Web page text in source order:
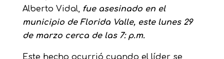
Alberto Vidal, fue asesinado en el
municipio de Florida Valle, este lunes 29
de marzo cerca de las 7: p.m.
Este hecho ocurrió cuando el líder se